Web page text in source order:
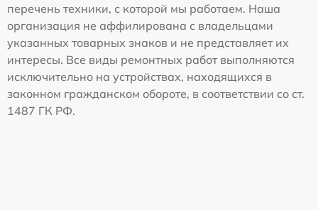
перечень техники, с которой мы работаем. Наша
организация не аффилирована с владельцами
указанных товарных знаков и не представляет их
интересы. Все виды ремонтных работ выполняются
исключительно на устройствах, находящихся в
законном гражданском обороте, в соответствии со ст.
1487 ГК РФ.